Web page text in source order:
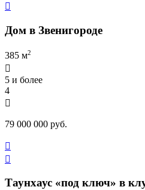

Дом в Звенигороде
385 м2

5 и более
4

79 000 000 руб.


Таунхаус «под ключ» в